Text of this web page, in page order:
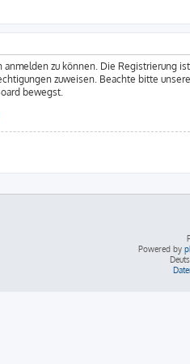
anmelden zu können. Die
zuweisen. Beachte bitte
bewegst.
Powered by